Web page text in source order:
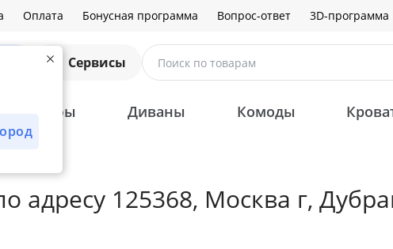
Оплата Бонусная программа Вопрос-ответ 3D-программа
Сервисы Поиск по товарам
Шкафы Диваны Комоды
125368, Москва г,